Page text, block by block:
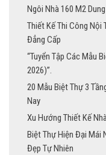
Ngôi Nhà 160 M2
Thiết Kế Thi Công Nội
Đẳng Cấp
“Tuyển Tập Các Mẫu
2026)”.
20 Mẫu Biệt Thự 3
Nay
Xu Hướng Thiết Kế
Biệt Thự Hiện Đại Mái
Đẹp Tự Nhiên